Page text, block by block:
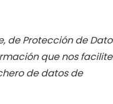
de Protección de
que nos facilite
de datos de